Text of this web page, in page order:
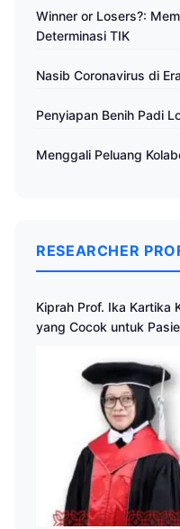
Winner or Losers?:
Determinasi TIK
Nasib Coronavirus di
Penyiapan Benih Padi
Menggali Peluang
RESEARCHER
Kiprah Prof. Ika Kartika
yang Cocok untuk